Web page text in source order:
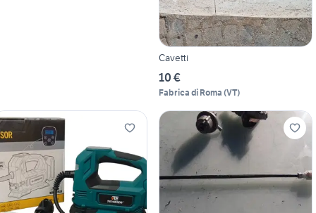
Cavetti
10 €
Fabrica di Roma (VT)